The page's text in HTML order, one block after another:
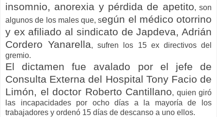
insomnio, anorexia y pérdida de apetito, son
algunos de los males que, según el médico otorrino
y ex afiliado al sindicato de Japdeva, Adrián
Cordero Yanarella, sufren los 15 ex directivos del
gremio.
El dictamen fue avalado por el jefe de
Consulta Externa del Hospital Tony Facio de
Limón, el doctor Roberto Cantillano, quien giró
las incapacidades por ocho días a la mayoría de los
trabajadores y ordenó 15 días de descanso a uno ellos.